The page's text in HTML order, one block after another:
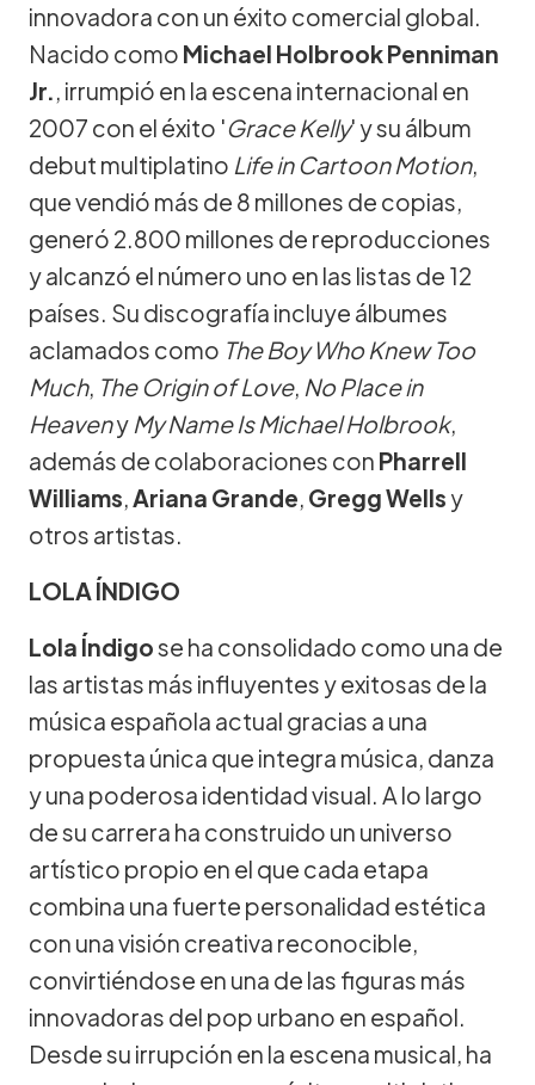
innovadora con un éxito comercial global.
Nacido como Michael Holbrook Penniman
Jr., irrumpió en la escena internacional en
2007 con el éxito 'Grace Kelly' y su álbum
debut multiplatino Life in Cartoon Motion,
que vendió más de 8 millones de copias,
generó 2.800 millones de reproducciones
y alcanzó el número uno en las listas de 12
países. Su discografía incluye álbumes
aclamados como The Boy Who Knew Too
Much, The Origin of Love, No Place in
Heaveny My Name Is Michael Holbrook,
además de colaboraciones con Pharrell
Williams, Ariana Grande, Gregg Wells y
otros artistas.
LOLA ÍNDIGO
Lola Índigose ha consolidado como una de
las artistas más influyentes y exitosas de la
música española actual gracias a una
propuesta única que integra música, danza
y una poderosa identidad visual. A lo largo
de su carrera ha construido un universo
artístico propio en el que cada etapa
combina una fuerte personalidad estética
con una visión creativa reconocible,
convirtiéndose en una de las figuras más
innovadoras del pop urbano en español.
Desde su irrupción en la escena musical, ha